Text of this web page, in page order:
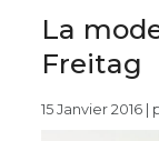
La
Freitag
15 Janvier 2016 |